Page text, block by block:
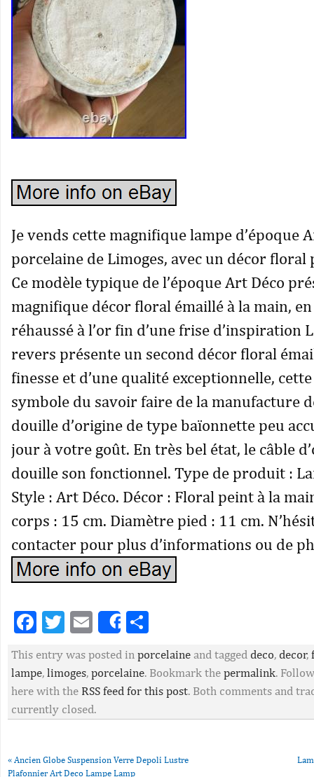
Je vends cette magnifique lampe d’époque
porcelaine de Limoges, avec un décor floral
Ce modèle typique de l’époque Art Déco
magnifique décor floral émaillé à la main,
réhaussé à l’or fin d’une frise d’inspiration
revers présente un second décor floral
finesse et d’une qualité exceptionnelle,
symbole du savoir faire de la manufacture
douille d’origine de type baïonnette peu
jour à votre goût. En très bel état, le câble
douille son fonctionnel. Type de produit :
Style : Art Déco. Décor : Floral peint à la
corps : 15 cm. Diamètre pied : 11 cm.
contacter pour plus d’informations ou de
Facebook
Twitter
EmailShare
This entry was posted in porcelaine and tagged deco, decor,
lampe, limoges, porcelaine. Bookmark the permalink.
here with the RSS feed for this post. Both comments and
currently closed.
« Ancien Globe Suspension Verre Depoli Lustre
Plafonnier Art Deco Lampe Lamp